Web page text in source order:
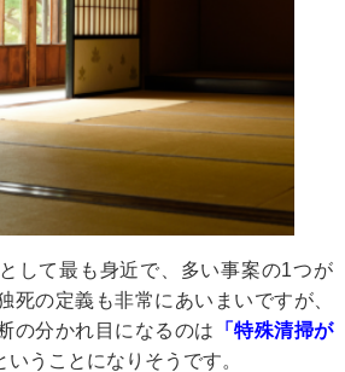
して最も身近で、多い事案の1つが
死の定義も非常にあいまいですが、
の分かれ目になるのは 「特殊清掃が
いうことになりそうです。